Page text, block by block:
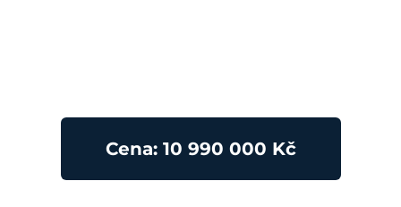
Cena: 10 990 000 Kč